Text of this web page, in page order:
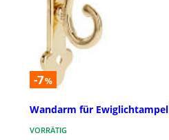
-7%
Wandarm für Ewiglichtampel
VORRÄTIG